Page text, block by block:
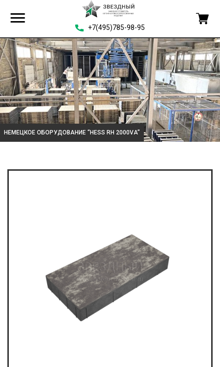
+7(495)785-98-95
НЕМЕЦКОЕ ОБОРУДОВАНИЕ “HESS RH 2000VA”